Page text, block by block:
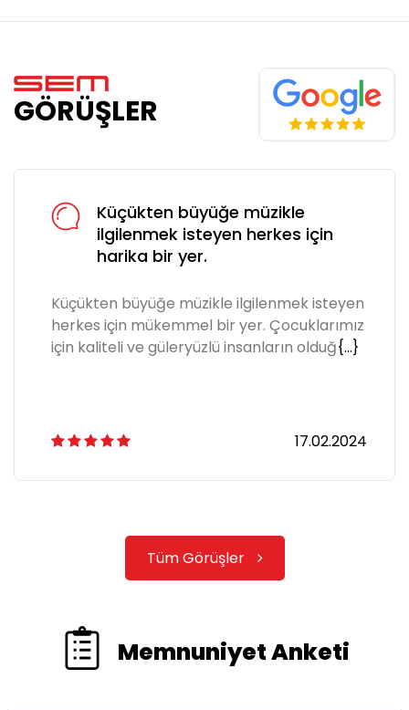
GÖRÜŞLER
Küçükten büyüğe müzikle
ilgilenmek isteyen herkes için
harika bir yer.
Küçükten büyüğe müzikle ilgilenmek isteyen
herkes için mükemmel bir yer. Çocuklarımız
için kaliteli ve güleryüzlü insanların olduğ{...}
17.02.2024
Tüm Görüşler
Memnuniyet Anketi